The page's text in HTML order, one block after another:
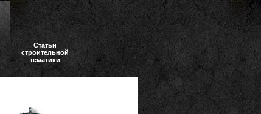
Статьи
строительной
тематики